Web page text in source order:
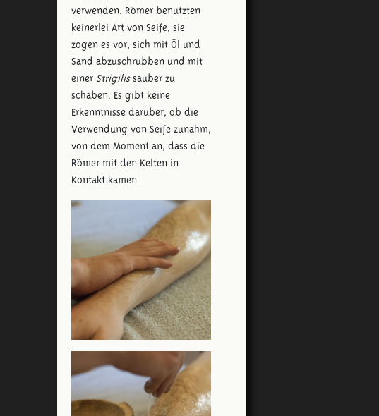
verwenden. Römer benutzten
keinerlei Art von Seife; sie
zogen es vor, sich mit Öl und
Sand abzuschrubben und mit
einer Strigilissauber zu
schaben. Es gibt keine
Erkenntnisse darüber, ob die
Verwendung von Seife zunahm,
von dem Moment an, dass die
Römer mit den Kelten in
Kontakt kamen.